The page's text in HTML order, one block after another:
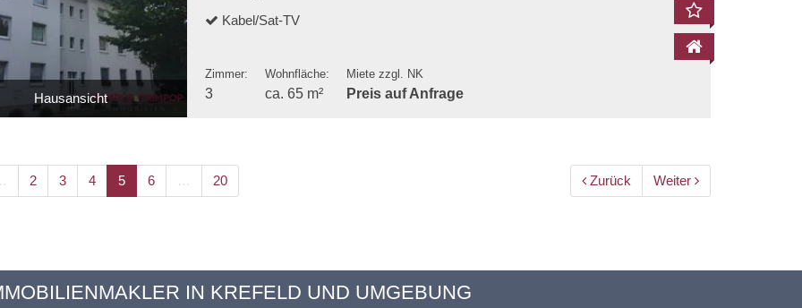
Hausansicht Rückansicht mit Stellplatz
Kabel/Sat-TV
Zimmer:
3
Wohnfläche:
ca. 65 m²
Miete zzgl. NK
Preis auf Anfrage
2 3 4 5 6 … 20 Zurück Weiter
IN KREFELD UND UMGEBUNG